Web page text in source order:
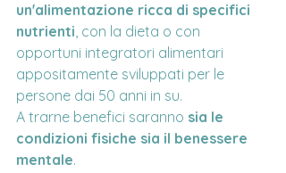
un'alimentazione ricca di specifici
nutrienti, con la dieta o con
opportuni integratori alimentari
appositamente sviluppati per le
persone dai 50 anni in su.
A trarne benefici saranno sia le
condizioni fisiche sia il benessere
mentale.